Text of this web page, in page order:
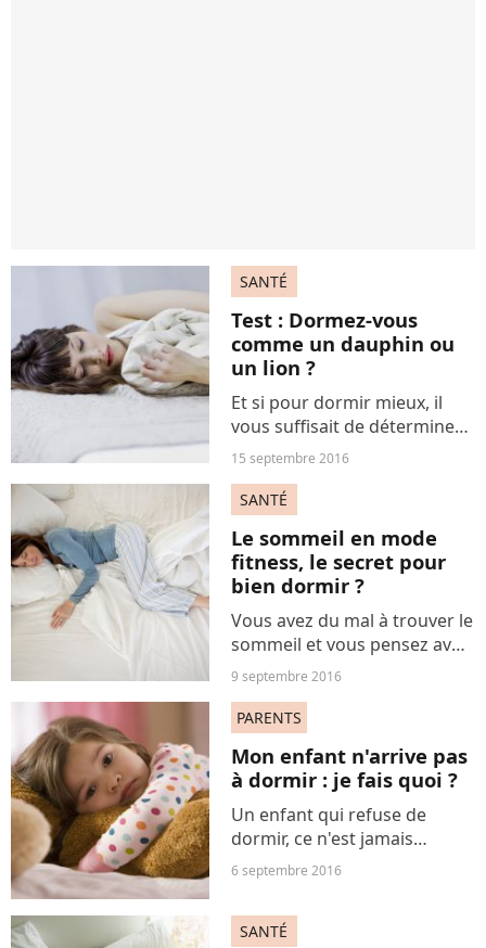
SANTÉ
Test : Dormez-vous
comme un dauphin ou
un lion ?
Et si pour dormir mieux, il
vous suffisait de déterminer
à quel animal votre
personnalité vous associe ?
15 septembre 2016
SANTÉ
Le sommeil en mode
fitness, le secret pour
bien dormir ?
Vous avez du mal à trouver le
sommeil et vous pensez avoir
déjà tout essayé ? Voici une
technique très efficace pour
s'endormir en s'inspirant
d'une simple méthode de
fitness.
9 septembre 2016
PARENTS
Mon enfant n'arrive pas
à dormir : je fais quoi ?
Un enfant qui refuse de
dormir, ce n'est jamais
anodin. Le pédopsychiatre
Rafi Kojayan nous explique
les différentes causes
possibles et les solutions
6 septembre 2016
SANTÉ